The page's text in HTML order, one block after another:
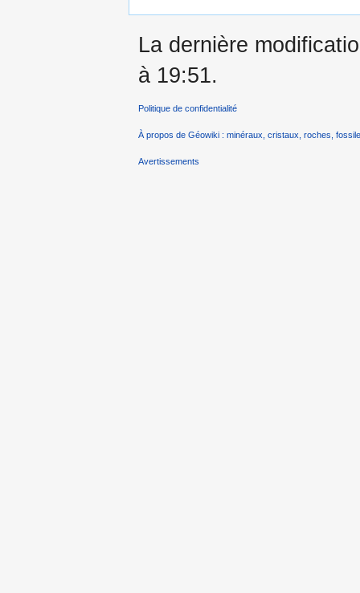
La dernière
à 19:51.
Politique de confidentialité
À propos de Géowiki : minéraux, cristaux, roches,
Avertissements